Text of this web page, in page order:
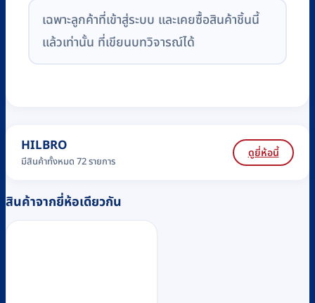
เฉพาะลูกค้าที่เข้าสู่ระบบ และเคยซื้อสินค้าชิ้นนี้
แล้วเท่านั้น ที่เขียนบทวิจารณ์ได้
HILBRO
มีสินค้าทั้งหมด 72 รายการ
ดูยี่ห้อนี้
สินค้าจากยี่ห้อเดียวกัน